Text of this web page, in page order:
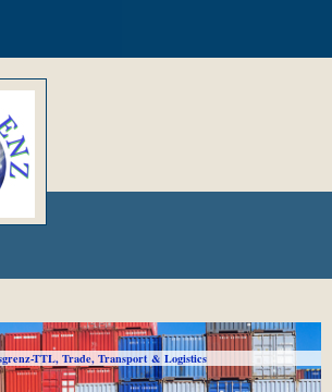
TTL, Trade, Transport & Logistics